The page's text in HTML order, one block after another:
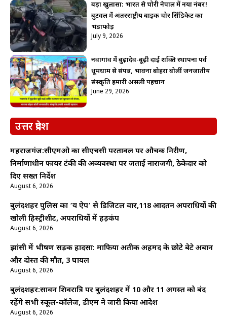
बड़ा खुलासा: भारत से चोरी नेपाल में नया नंबर!
बुटवल में अंतरराष्ट्रीय बाइक चोर सिंडिकेट का
भंडाफोड़
July 9, 2026
नवागांव में बुढ़ादेव-बूढ़ी दाई शक्ति स्थापना पर्व
धूमधाम से संपन्न, भावना बोहरा बोलीं जनजातीय
संस्कृति हमारी असली पहचान
June 29, 2026
उत्तर प्रदेश
महराजगंज:सीएमओ का सीएचसी परतावल पर औचक निरीक्षण,
निर्माणाधीन फायर टंकी की अव्यवस्था पर जताई नाराजगी, ठेकेदार को
दिए सख्त निर्देश
August 6, 2026
बुलंदशहर पुलिस का ‘यक्ष ऐप’ से डिजिटल वार,118 आदतन अपराधियों की
खोली हिस्ट्रीशीट, अपराधियों में हड़कंप
August 6, 2026
झांसी में भीषण सड़क हादसा: माफिया अतीक अहमद के छोटे बेटे अबान
और दोस्त की मौत, 3 घायल
August 6, 2026
बुलंदशहर:सावन शिवरात्रि पर बुलंदशहर में 10 और 11 अगस्त को बंद
रहेंगे सभी स्कूल-कॉलेज, डीएम ने जारी किया आदेश
August 6, 2026